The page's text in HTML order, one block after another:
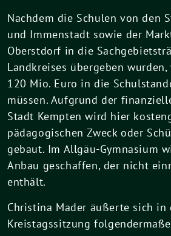
Nachdem die Schulen von den
und Immenstadt sowie der
Oberstdorf in die
Landkreises übergeben
120 Mio. Euro in die
müssen. Aufgrund der
Stadt Kempten wird hier
pädagogischen Zweck oder
gebaut. Im Allgäu-Gymnasium
Anbau geschaffen, der nicht
enthält.
Christina Mader äußerte sich in
Kreistagssitzung